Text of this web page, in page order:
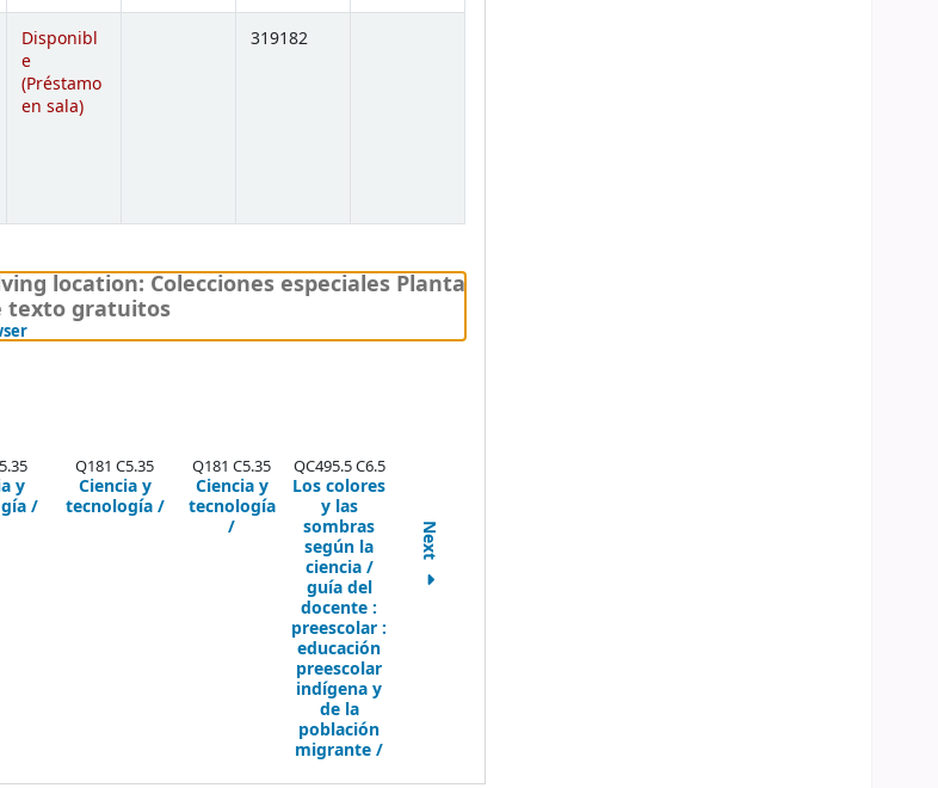
Disponibl
e
(Préstamo
en sala)
319182
location:Colecciones especiales Planta
texto gratuitos
(Hides shelf browser)
Next
y
/
Q181 C5.35
Ciencia y
tecnología /
Q181 C5.35
Ciencia y
tecnología
/
QC495.5 C6.5
Los colores
y las
sombras
según la
ciencia /
guía del
docente :
preescolar :
educación
preescolar
indígena y
de la
población
migrante /